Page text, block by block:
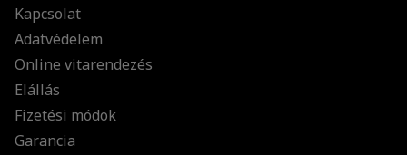
Kapcsolat
Adatvédelem
Online vitarendezés
Elállás
Fizetési módok
Garancia